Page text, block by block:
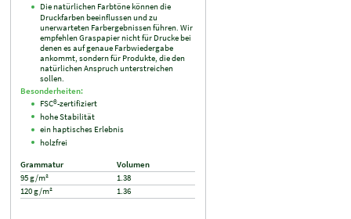
Die natürlichen Farbtöne können die
Druckfarben beeinflussen und zu
unerwarteten Farbergebnissen führen. Wir
empfehlen Graspapier nicht für Drucke bei
denen es auf genaue Farbwiedergabe
ankommt, sondern für Produkte, die den
natürlichen Anspruch unterstreichen
sollen.
Besonderheiten:
FSC®-zertifiziert
hohe Stabilität
ein haptisches Erlebnis
holzfrei
Grammatur
Volumen
95 g/m²
1.38
120 g/m²
1.36